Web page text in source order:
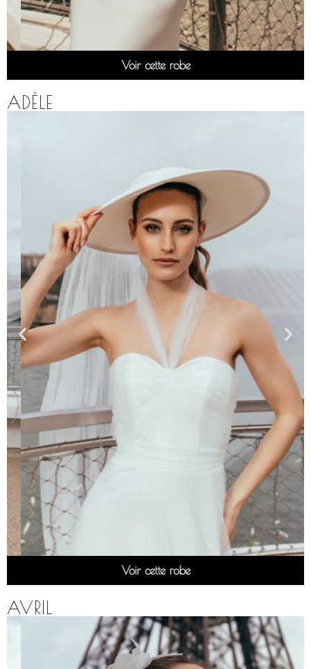
Voir cette robe
ADÈLE
Voir cette robe
AVRIL